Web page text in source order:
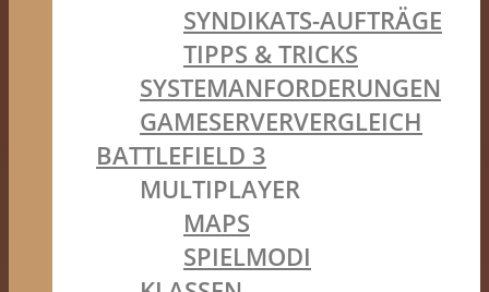
SYNDIKATS-AUFTRÄGE
TIPPS & TRICKS
SYSTEMANFORDERUNGEN
GAMESERVERVERGLEICH
BATTLEFIELD 3
MULTIPLAYER
MAPS
SPIELMODI